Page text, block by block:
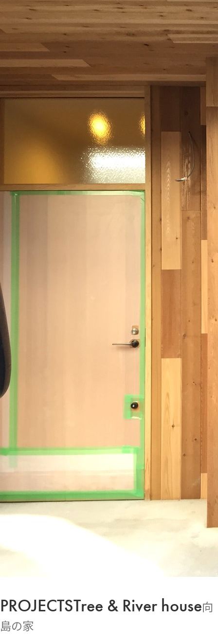
PROJECTSTree & River house向
島の家